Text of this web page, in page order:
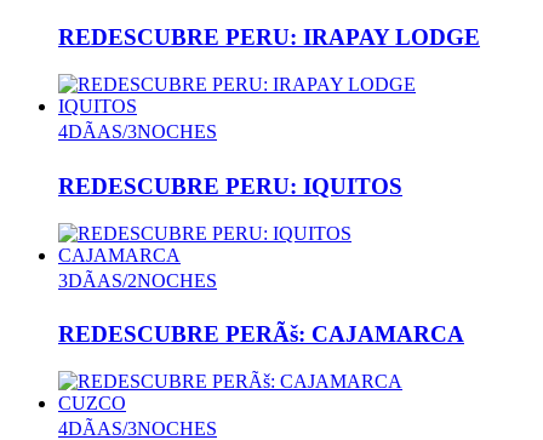
REDESCUBRE PERU: IRAPAY LODGE
IQUITOS
4DÃAS/3NOCHES
REDESCUBRE PERU: IQUITOS
CAJAMARCA
3DÃAS/2NOCHES
REDESCUBRE PERÃš: CAJAMARCA
CUZCO
4DÃAS/3NOCHES